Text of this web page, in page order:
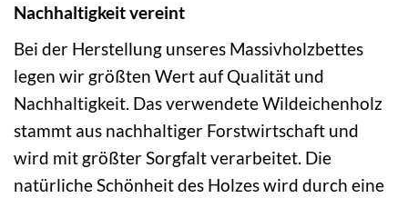
Nachhaltigkeit vereint
Bei der Herstellung unseres Massivholzbettes
legen wir größten Wert auf Qualität und
Nachhaltigkeit. Das verwendete Wildeichenholz
stammt aus nachhaltiger Forstwirtschaft und
wird mit größter Sorgfalt verarbeitet. Die
natürliche Schönheit des Holzes wird durch eine